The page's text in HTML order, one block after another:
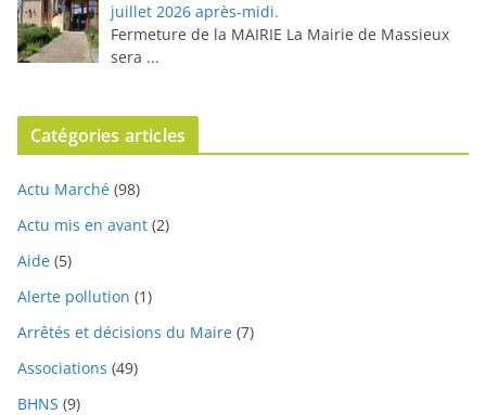
juillet 2026 après-midi.
Fermeture de la MAIRIE La Mairie de Massieux
sera ...
Catégories articles
Actu Marché (98)
Actu mis en avant (2)
Aide (5)
Alerte pollution (1)
Arrêtés et décisions du Maire (7)
Associations (49)
BHNS (9)